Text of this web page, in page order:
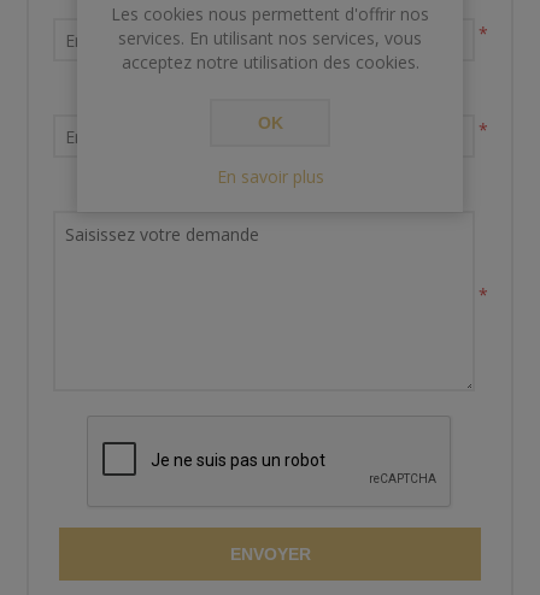
*
*
Demande de renseignements
*
ENVOYER
Les cookies nous permettent d'offrir nos
services. En utilisant nos services, vous
acceptez notre utilisation des cookies.
OK
En savoir plus